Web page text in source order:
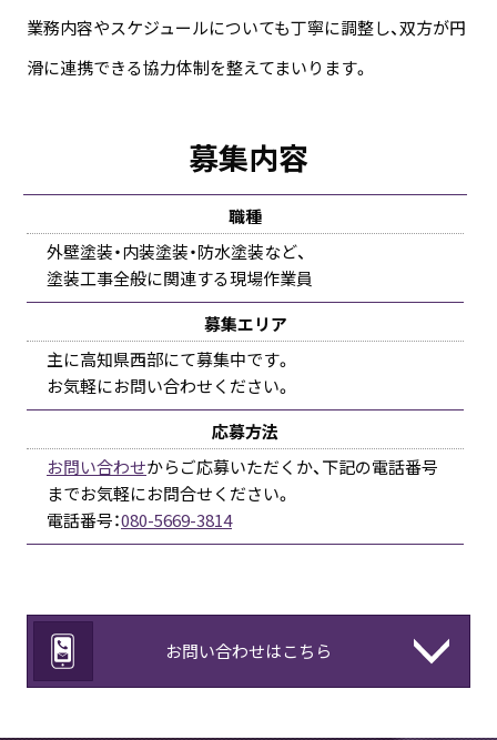
業務内容やスケジュールについても丁寧に調整し、双方が円
滑に連携できる協力体制を整えてまいります。
募集内容
職種
外壁塗装・内装塗装・防水塗装など、
塗装工事全般に関連する現場作業員
募集エリア
主に高知県西部にて募集中です。
お気軽にお問い合わせください。
応募方法
お問い合わせからご応募いただくか、下記の電話番号
までお気軽にお問合せください。
電話番号：080-5669-3814
お問い合わせはこちら